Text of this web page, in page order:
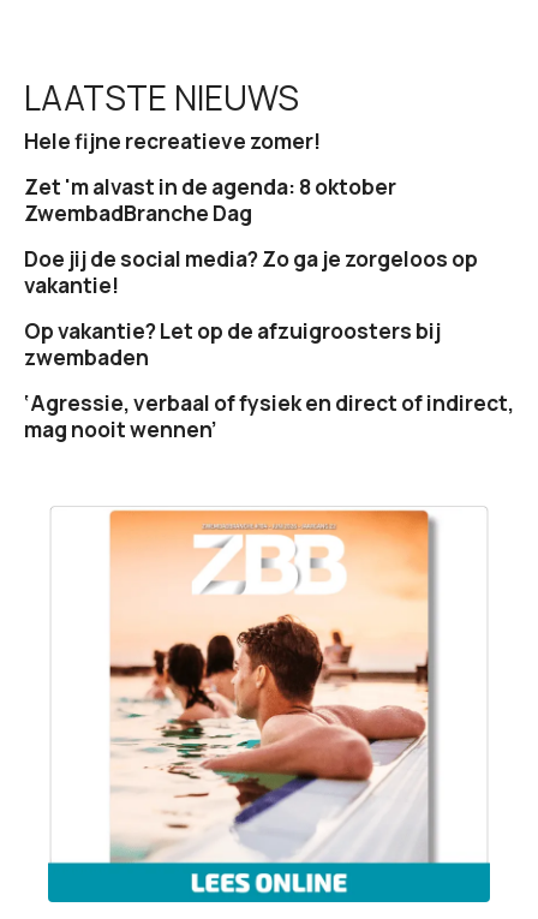
LAATSTE NIEUWS
Hele fijne recreatieve zomer!
Zet 'm alvast in de agenda: 8 oktober
ZwembadBranche Dag
Doe jij de social media? Zo ga je zorgeloos op
vakantie!
Op vakantie? Let op de afzuigroosters bij
zwembaden
‘Agressie, verbaal of fysiek en direct of indirect,
mag nooit wennen’